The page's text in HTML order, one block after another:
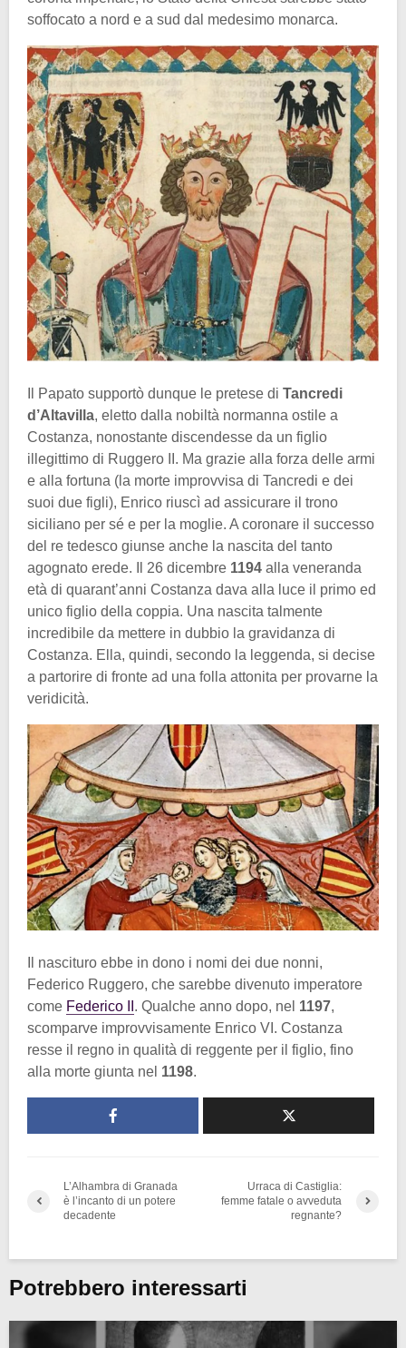
soffocato a nord e a sud dal medesimo monarca.
Il Papato supportò dunque le pretese di Tancredi
d’Altavilla, eletto dalla nobiltà normanna ostile a
Costanza, nonostante discendesse da un figlio
illegittimo di Ruggero II. Ma grazie alla forza delle armi
e alla fortuna (la morte improvvisa di Tancredi e dei
suoi due figli), Enrico riuscì ad assicurare il trono
siciliano per sé e per la moglie. A coronare il successo
del re tedesco giunse anche la nascita del tanto
agognato erede. Il 26 dicembre 1194 alla veneranda
età di quarant’anni Costanza dava alla luce il primo ed
unico figlio della coppia. Una nascita talmente
incredibile da mettere in dubbio la gravidanza di
Costanza. Ella, quindi, secondo la leggenda, si decise
a partorire di fronte ad una folla attonita per provarne la
veridicità.
Il nascituro ebbe in dono i nomi dei due nonni,
Federico Ruggero, che sarebbe divenuto imperatore
come Federico II . Qualche anno dopo, nel 1197,
scomparve improvvisamente Enrico VI. Costanza
resse il regno in qualità di reggente per il figlio, fino
alla morte giunta nel 1198.
L’Alhambra di Granada
è l’incanto di un potere
decadente
Urraca di Castiglia:
femme fatale o avveduta
regnante?
Potrebbero interessarti